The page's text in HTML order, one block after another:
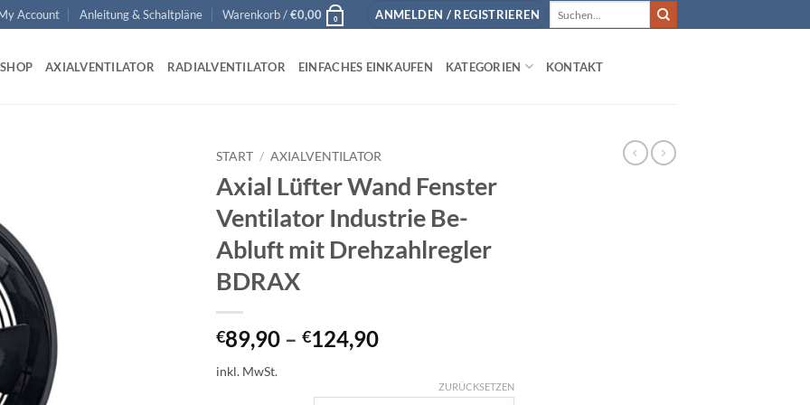
Account Anleitung & Schaltpläne Warenkorb /€0,00 0 ANMELDEN / REGISTRIEREN
SHOP AXIALVENTILATOR RADIALVENTILATOR EINFACHES EINKAUFEN KATEGORIEN KONTAKT
START / AXIALVENTILATOR
Axial Lüfter Wand Fenster
Ventilator Industrie Be-
Abluft mit Drehzahlregler
BDRAX
€89,90 – €124,90
inkl. MwSt.
ZURÜCKSETZEN